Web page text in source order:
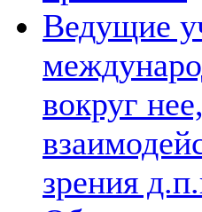
Ведущие
вокруг
зрения